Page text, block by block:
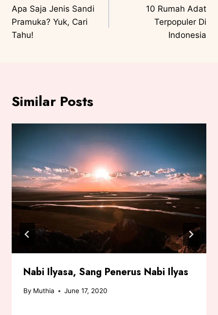
Apa Saja Jenis Sandi
Pramuka? Yuk, Cari
Tahu!
10 Rumah Adat
Terpopuler Di
Indonesia
Similar Posts
Nabi Ilyasa, Sang Penerus Nabi Ilyas
By Muthia June 17, 2020